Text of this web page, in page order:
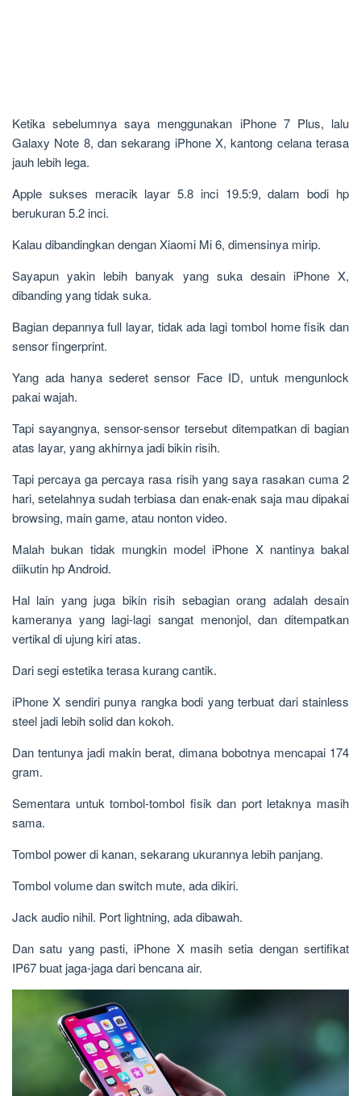
Ketika sebelumnya saya menggunakan iPhone 7 Plus, lalu
Galaxy Note 8, dan sekarang iPhone X, kantong celana terasa
jauh lebih lega.
Apple sukses meracik layar 5.8 inci 19.5:9, dalam bodi hp
berukuran 5.2 inci.
Kalau dibandingkan dengan Xiaomi Mi 6, dimensinya mirip.
Sayapun yakin lebih banyak yang suka desain iPhone X,
dibanding yang tidak suka.
Bagian depannya full layar, tidak ada lagi tombol home fisik dan
sensor fingerprint.
Yang ada hanya sederet sensor Face ID, untuk mengunlock
pakai wajah.
Tapi sayangnya, sensor-sensor tersebut ditempatkan di bagian
atas layar, yang akhirnya jadi bikin risih.
Tapi percaya ga percaya rasa risih yang saya rasakan cuma 2
hari, setelahnya sudah terbiasa dan enak-enak saja mau dipakai
browsing, main game, atau nonton video.
Malah bukan tidak mungkin model iPhone X nantinya bakal
diikutin hp Android.
Hal lain yang juga bikin risih sebagian orang adalah desain
kameranya yang lagi-lagi sangat menonjol, dan ditempatkan
vertikal di ujung kiri atas.
Dari segi estetika terasa kurang cantik.
iPhone X sendiri punya rangka bodi yang terbuat dari stainless
steel jadi lebih solid dan kokoh.
Dan tentunya jadi makin berat, dimana bobotnya mencapai 174
gram.
Sementara untuk tombol-tombol fisik dan port letaknya masih
sama.
Tombol power di kanan, sekarang ukurannya lebih panjang.
Tombol volume dan switch mute, ada dikiri.
Jack audio nihil. Port lightning, ada dibawah.
Dan satu yang pasti, iPhone X masih setia dengan sertifikat
IP67 buat jaga-jaga dari bencana air.